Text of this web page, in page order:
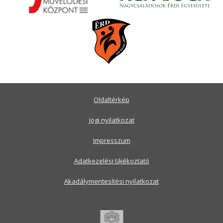
Oldaltérkép
Jogi nyilatkozat
Impresszum
Adatkezelési tájékoztató
Akadálymentesítési nyilatkozat